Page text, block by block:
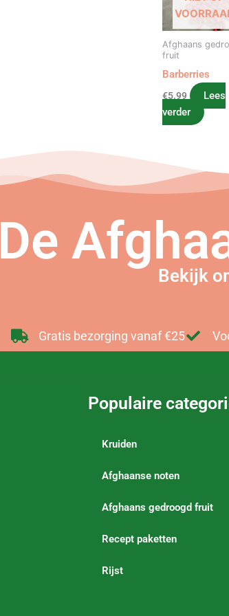
Afghaans
fruit
Barberries
€5.99
Lees
verder
De
Bekijk
Gratis bezorging vanaf €25
Populaire
Kruiden
Afghaanse noten
Afghaans gedroogd fruit
Recept paketten
Rijst